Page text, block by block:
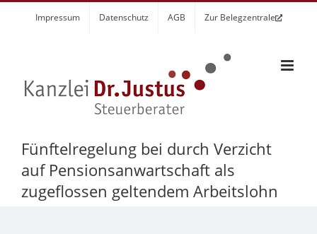
Impressum Datenschutz AGB Zur Belegzentrale
Fünftelregelung bei durch Verzicht
auf Pensionsanwartschaft als
zugeflossen geltendem Arbeitslohn